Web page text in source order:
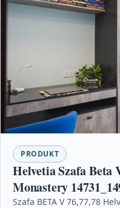
PRODUKT
Helvetia Szafa Beta
Monastery
Szafa BETA V 76,77,78